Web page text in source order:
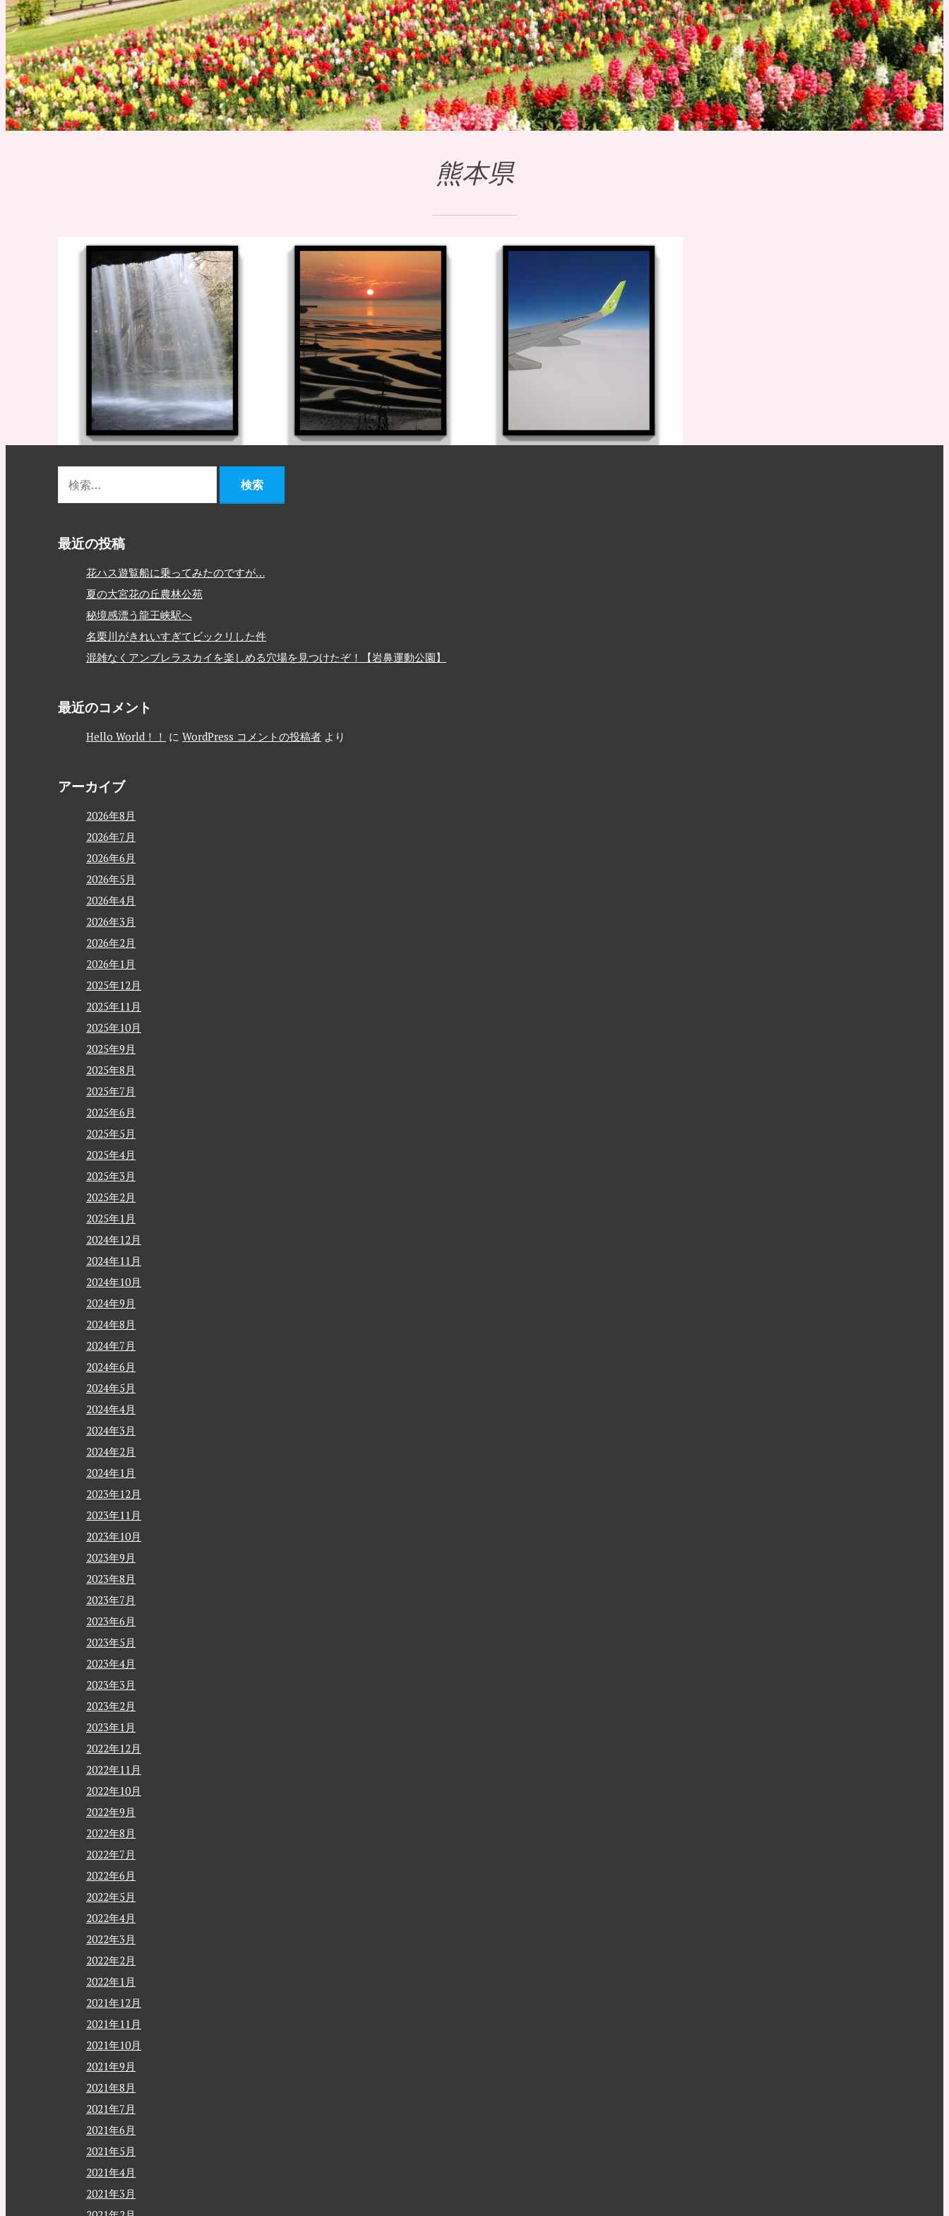
熊本県
2020年2月13日
奇跡の絶景を求めて
～熊本独り旅～②
2020年2月12日
奇跡の絶景を求めて
～熊本独り旅～
最近の投稿
花ハス遊覧船に乗ってみたのですが…
夏の大宮花の丘農林公苑
秘境感漂う龍王峡駅へ
名栗川がきれいすぎてビックリした件
混雑なくアンブレラスカイを楽しめる穴場を見つけたぞ！【岩鼻運動公園】
最近のコメント
Hello World！！ に WordPress コメントの投稿者 より
アーカイブ
2026年8月
2026年7月
2026年6月
2026年5月
2026年4月
2026年3月
2026年2月
2026年1月
2025年12月
2025年11月
2025年10月
2025年9月
2025年8月
2025年7月
2025年6月
2025年5月
2025年4月
2025年3月
2025年2月
2025年1月
2024年12月
2024年11月
2024年10月
2024年9月
2024年8月
2024年7月
2024年6月
2024年5月
2024年4月
2024年3月
2024年2月
2024年1月
2023年12月
2023年11月
2023年10月
2023年9月
2023年8月
2023年7月
2023年6月
2023年5月
2023年4月
2023年3月
2023年2月
2023年1月
2022年12月
2022年11月
2022年10月
2022年9月
2022年8月
2022年7月
2022年6月
2022年5月
2022年4月
2022年3月
2022年2月
2022年1月
2021年12月
2021年11月
2021年10月
2021年9月
2021年8月
2021年7月
2021年6月
2021年5月
2021年4月
2021年3月